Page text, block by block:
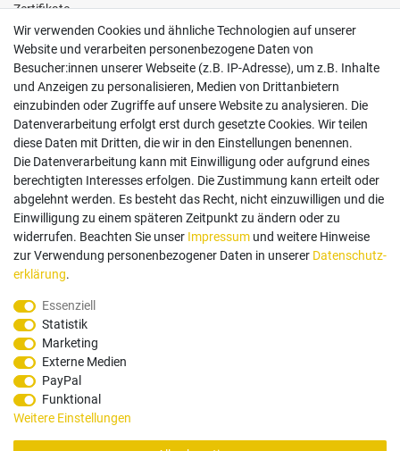
Zertifikate
Zahlungsarten
Paypal
Versand Dienstleister
Wir verwenden Cookies und ähnliche Technologien auf unserer
Website und verarbeiten personenbezogene Daten von
Besucher:innen unserer Webseite (z.B. IP-Adresse), um z.B. Inhalte
und Anzeigen zu personalisieren, Medien von Drittanbietern
einzubinden oder Zugriffe auf unsere Website zu analysieren. Die
Datenverarbeitung erfolgt erst durch gesetzte Cookies. Wir teilen
diese Daten mit Dritten, die wir in den Einstellungen benennen.
Die Datenverarbeitung kann mit Einwilligung oder aufgrund eines
berechtigten Interesses erfolgen. Die Zustimmung kann erteilt oder
abgelehnt werden. Es besteht das Recht, nicht einzuwilligen und die
Einwilligung zu einem späteren Zeitpunkt zu ändern oder zu
widerrufen. Beachten Sie unser Impressum und weitere Hinweise
zur Verwendung personenbezogener Daten in unserer Daten­schutz­
erklärung.
Essenziell
Statistik
Marketing
Externe Medien
PayPal
Funktional
Weitere Einstellungen